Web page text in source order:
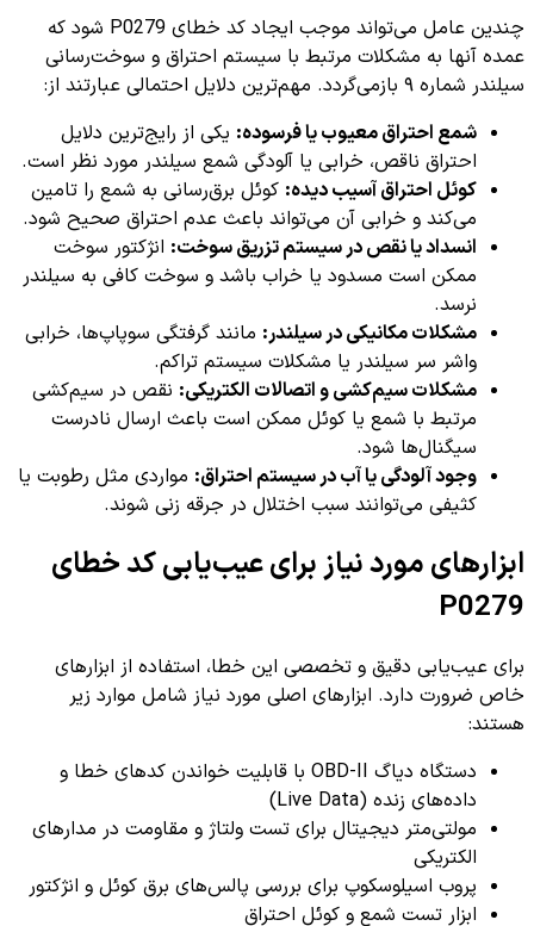
چندین عامل می‌تواند موجب ایجاد کد خطای P0279 شود که
عمده آنها به مشکلات مرتبط با سیستم احتراق و سوخت‌رسانی
سیلندر شماره ۹ بازمی‌گردد. مهم‌ترین دلایل احتمالی عبارتند از:
شمع احتراق معیوب یا فرسوده: یکی از رایج‌ترین دلایل
احتراق ناقص، خرابی یا آلودگی شمع سیلندر مورد نظر است.
کوئل احتراق آسیب دیده: کوئل برق‌رسانی به شمع را تامین
می‌کند و خرابی آن می‌تواند باعث عدم احتراق صحیح شود.
انسداد یا نقص در سیستم تزریق سوخت: انژکتور سوخت
ممکن است مسدود یا خراب باشد و سوخت کافی به سیلندر
نرسد.
مشکلات مکانیکی در سیلندر: مانند گرفتگی سوپاپ‌ها، خرابی
واشر سر سیلندر یا مشکلات سیستم تراکم.
مشکلات سیم‌کشی و اتصالات الکتریکی: نقص در سیم‌کشی
مرتبط با شمع یا کوئل ممکن است باعث ارسال نادرست
سیگنال‌ها شود.
وجود آلودگی یا آب در سیستم احتراق: مواردی مثل رطوبت یا
کثیفی می‌توانند سبب اختلال در جرقه زنی شوند.
ابزارهای مورد نیاز برای عیب‌یابی کد خطای
P0279
برای عیب‌یابی دقیق و تخصصی این خطا، استفاده از ابزارهای
خاص ضرورت دارد. ابزارهای اصلی مورد نیاز شامل موارد زیر
هستند:
دستگاه دیاگ OBD-II با قابلیت خواندن کدهای خطا و
داده‌های زنده (Live Data)
مولتی‌متر دیجیتال برای تست ولتاژ و مقاومت در مدارهای
الکتریکی
پروب اسیلوسکوپ برای بررسی پالس‌های برق کوئل و انژکتور
ابزار تست شمع و کوئل احتراق